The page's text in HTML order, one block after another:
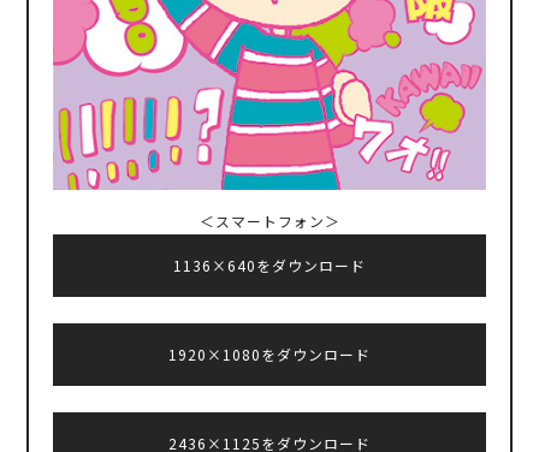
＜スマートフォン＞
1136×640をダウンロード
1920×1080をダウンロード
2436×1125をダウンロード